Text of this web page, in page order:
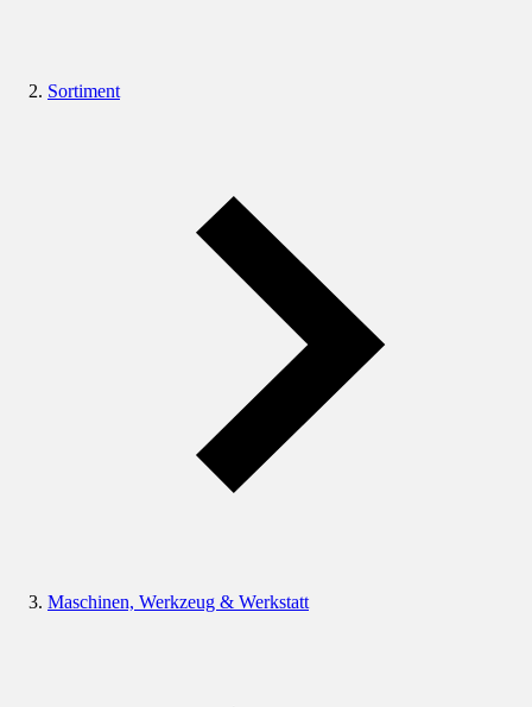
Sortiment
Maschinen, Werkzeug & Werkstatt